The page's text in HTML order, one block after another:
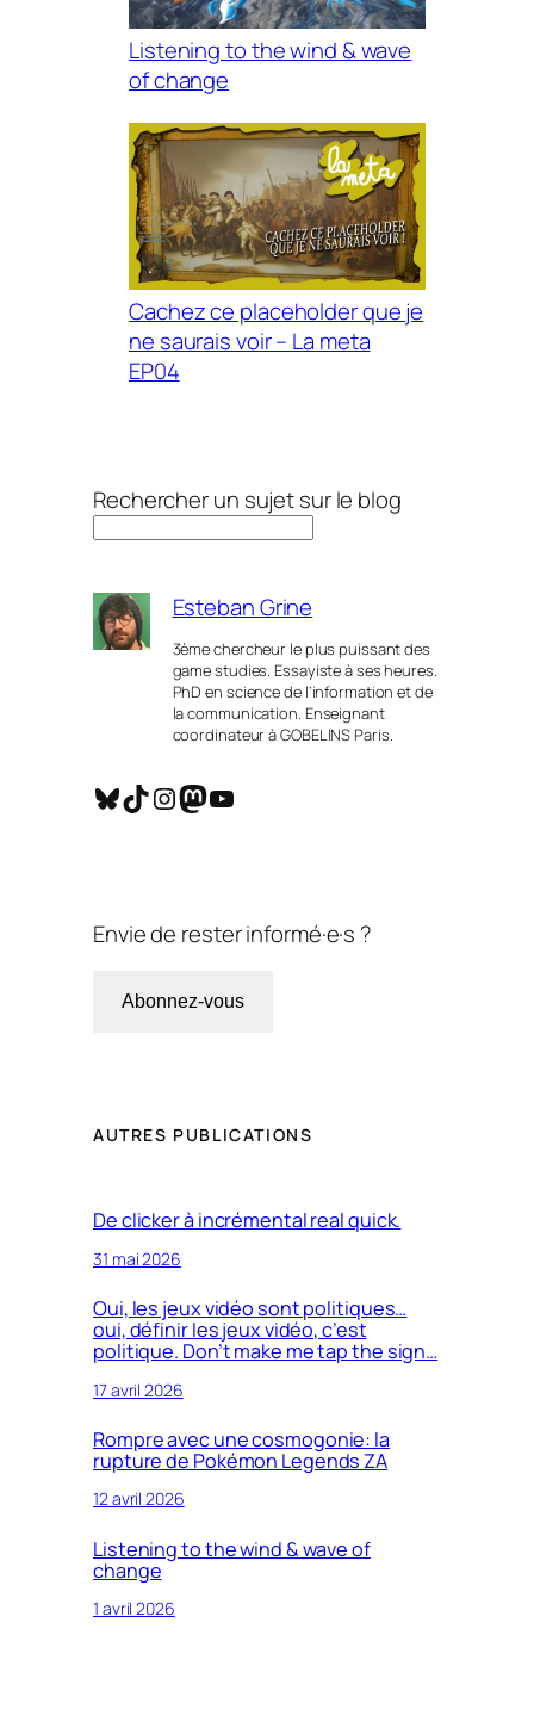
Listening to the wind & wave
of change
Cachez ce placeholder que je
ne saurais voir – La meta
EP04
Rechercher un sujet sur le blog
Esteban Grine
3ème chercheur le plus puissant des
game studies. Essayiste à ses heures.
PhD en science de l’information et de
la communication. Enseignant
coordinateur à GOBELINS Paris.
Bluesky TikTok InstagramMastodon YouTube
Envie de rester informé·e·s ?
Abonnez-vous
AUTRES PUBLICATIONS
De clicker à incrémental real quick.
31 mai 2026
Oui, les jeux vidéo sont politiques…
oui, définir les jeux vidéo, c’est
politique. Don’t make me tap the sign…
17 avril 2026
Rompre avec une cosmogonie: la
rupture de Pokémon Legends ZA
12 avril 2026
Listening to the wind & wave of
change
1 avril 2026